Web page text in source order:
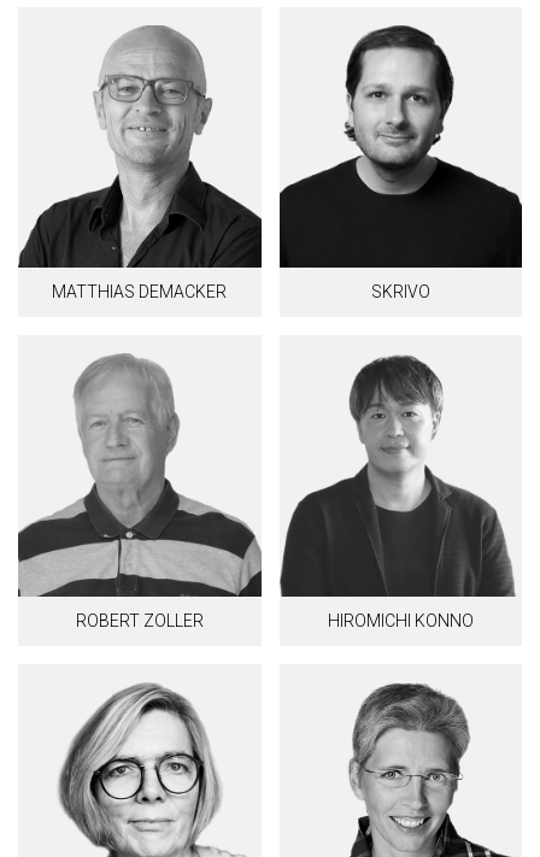
MATTHIAS DEMACKER SKRIVO
ROBERT ZOLLER HIROMICHI KONNO